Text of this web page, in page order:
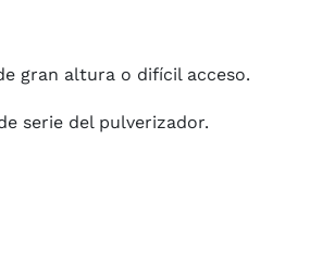
gran altura o difícil acceso.
serie del pulverizador.